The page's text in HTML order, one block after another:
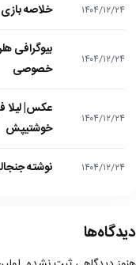
۱۴۰۴/۱۲/۲۴ خلاصه بازی لیورپول 1 –
۱۴۰۴/۱۲/۲۴
بیوگرافی
خصوصی
۱۴۰۴/۱۲/۲۴
عکس| لیلا
خوشتیپش
۱۴۰۴/۱۲/۲۴ نوشته
دیدگاه‌ها